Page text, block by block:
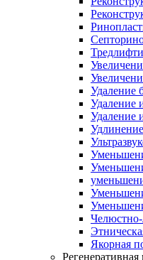
Удаление
Удаление
Удаление
Якорная